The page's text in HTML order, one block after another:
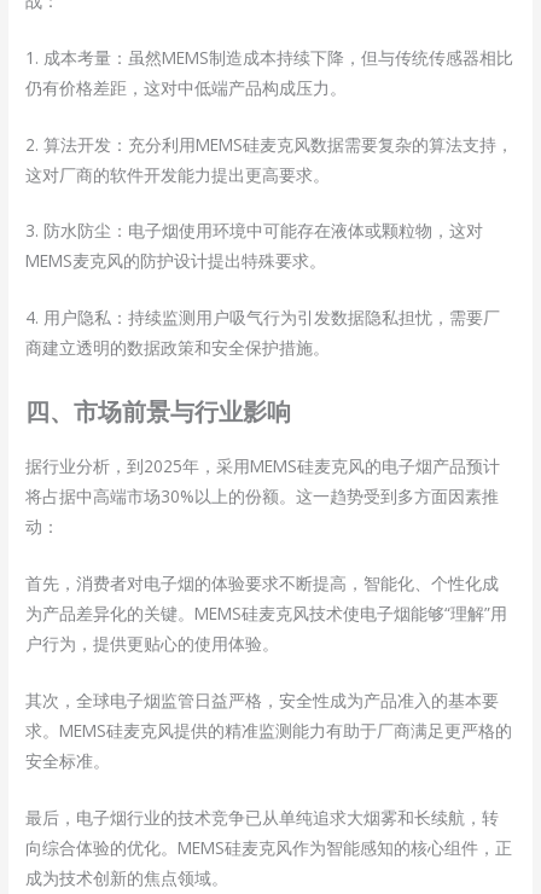
1. 成本考量：虽然MEMS制造成本持续下降，但与传统传感器相比
仍有价格差距，这对中低端产品构成压力。
2. 算法开发：充分利用MEMS硅麦克风数据需要复杂的算法支持，
这对厂商的软件开发能力提出更高要求。
3. 防水防尘：电子烟使用环境中可能存在液体或颗粒物，这对
MEMS麦克风的防护设计提出特殊要求。
4. 用户隐私：持续监测用户吸气行为引发数据隐私担忧，需要厂
商建立透明的数据政策和安全保护措施。
四、市场前景与行业影响
据行业分析，到2025年，采用MEMS硅麦克风的电子烟产品预计
将占据中高端市场30%以上的份额。这一趋势受到多方面因素推
动：
首先，消费者对电子烟的体验要求不断提高，智能化、个性化成
为产品差异化的关键。MEMS硅麦克风技术使电子烟能够“理解”用
户行为，提供更贴心的使用体验。
其次，全球电子烟监管日益严格，安全性成为产品准入的基本要
求。MEMS硅麦克风提供的精准监测能力有助于厂商满足更严格的
安全标准。
最后，电子烟行业的技术竞争已从单纯追求大烟雾和长续航，转
向综合体验的优化。MEMS硅麦克风作为智能感知的核心组件，正
成为技术创新的焦点领域。